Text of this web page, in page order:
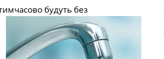
будуть без